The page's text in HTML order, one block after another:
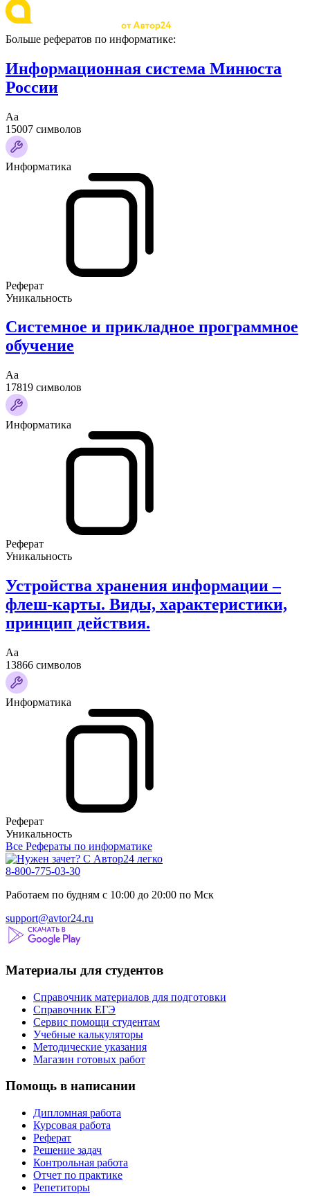
Больше рефератов по информатике:
Информационная система Минюста
России
Аа
15007 символов
Информатика
Реферат
Уникальность
Системное и прикладное программное
обучение
Аа
17819 символов
Информатика
Реферат
Уникальность
Устройства хранения информации –
флеш-карты. Виды, характеристики,
принцип действия.
Аа
13866 символов
Информатика
Реферат
Уникальность
Все Рефераты по информатике
8-800-775-03-30
Работаем по будням с 10:00 до 20:00 по Мск
support@avtor24.ru
Материалы для студентов
Справочник материалов для подготовки
Справочник ЕГЭ
Сервис помощи студентам
Учебные калькуляторы
Методические указания
Магазин готовых работ
Помощь в написании
Дипломная работа
Курсовая работа
Реферат
Решение задач
Контрольная работа
Отчет по практике
Репетиторы